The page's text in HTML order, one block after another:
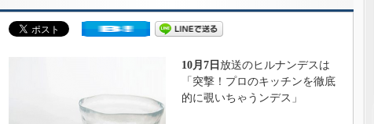
10月7日 放送のヒルナンデスは
「突撃！プロのキッチンを徹底
的に覗いちゃうンデス」